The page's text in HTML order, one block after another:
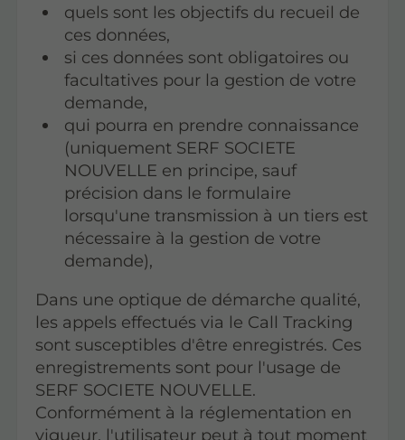
quels sont les objectifs du recueil de
ces données,
si ces données sont obligatoires ou
facultatives pour la gestion de votre
demande,
qui pourra en prendre connaissance
(uniquement SERF SOCIETE
NOUVELLE en principe, sauf
précision dans le formulaire
lorsqu'une transmission à un tiers est
nécessaire à la gestion de votre
demande),
Dans une optique de démarche qualité,
les appels effectués via le Call Tracking
sont susceptibles d'être enregistrés. Ces
enregistrements sont pour l'usage de
SERF SOCIETE NOUVELLE.
Conformément à la réglementation en
vigueur, l'utilisateur peut à tout moment